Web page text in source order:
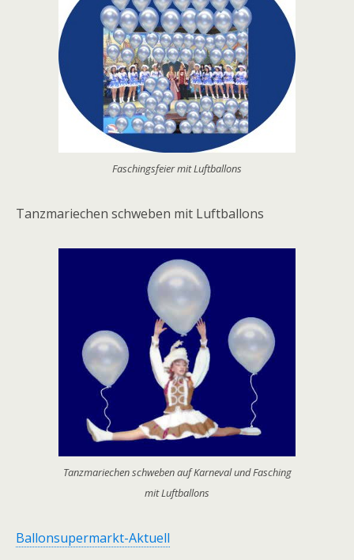
Faschingsfeier mit Luftballons
Tanzmariechen schweben mit Luftballons
Tanzmariechen schweben auf Karneval und Fasching
mit Luftballons
Ballonsupermarkt-Aktuell